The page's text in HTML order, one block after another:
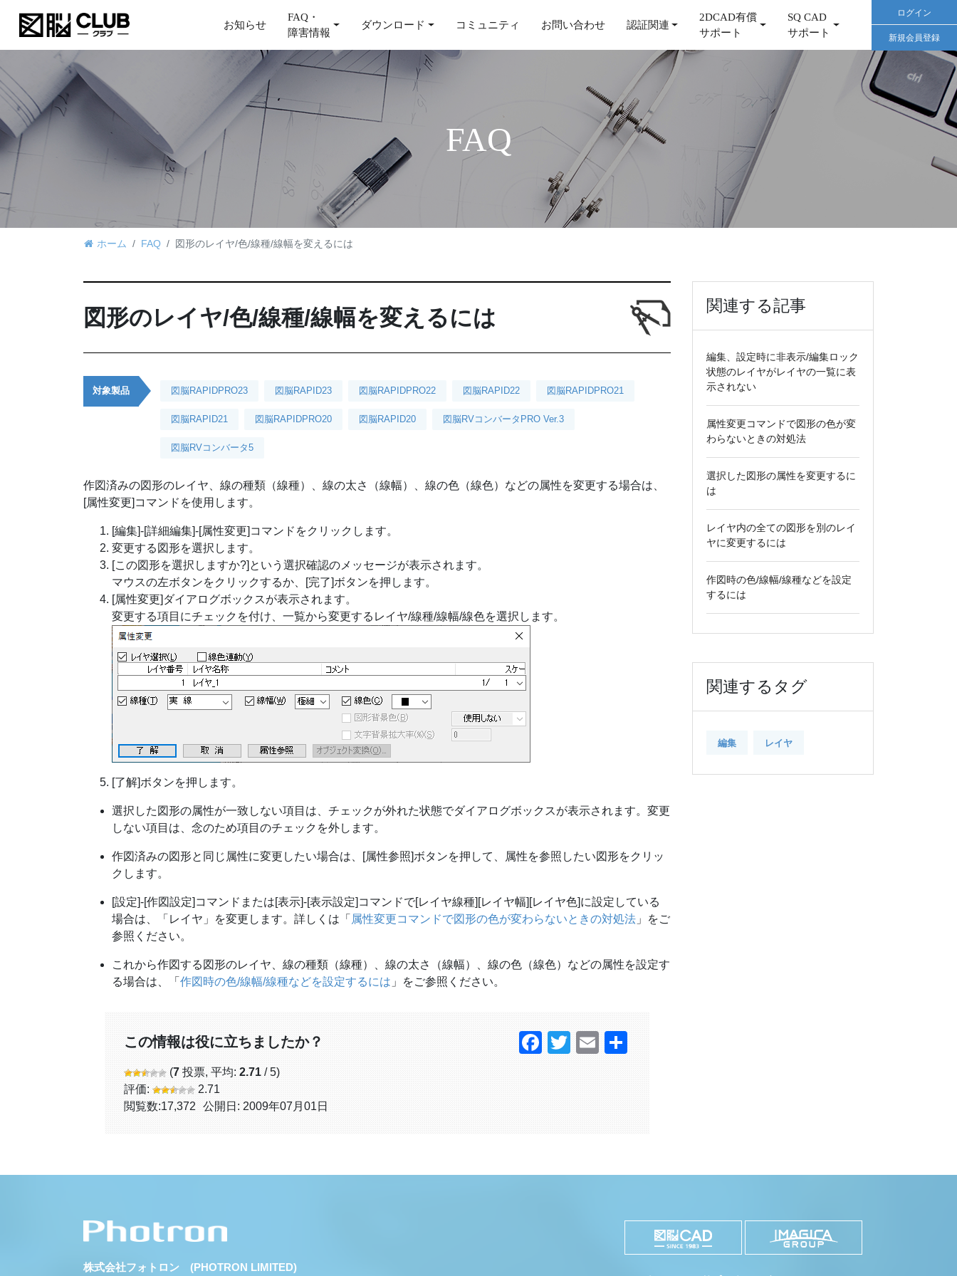
お知らせ
FAQ・
障害情報
ダウンロード コミュニティ お問い合わせ 認証関連
2DCAD有償
サポート
SQ CAD
サポート
ログイン
新規会員登録
FAQ
ホーム FAQ 図形のレイヤ/色/線種/線幅を変えるには
図形のレイヤ/色/線種/線幅を変えるには
対象製品 図脳RAPIDPRO23 図脳RAPID23 図脳RAPIDPRO22 図脳RAPID22 図脳RAPIDPRO21
図脳RAPID21 図脳RAPIDPRO20 図脳RAPID20 図脳RVコンバータPRO Ver.3
図脳RVコンバータ5
作図済みの図形のレイヤ、線の種類（線種）、線の太さ（線幅）、線の色（線色）などの属性を変更する場合は、
[属性変更]コマンドを使用します。
[編集]-[詳細編集]-[属性変更]コマンドをクリックします。
変更する図形を選択します。
[この図形を選択しますか?]という選択確認のメッセージが表示されます。
マウスの左ボタンをクリックするか、[完了]ボタンを押します。
[属性変更]ダイアログボックスが表示されます。
変更する項目にチェックを付け、一覧から変更するレイヤ/線種/線幅/線色を選択します。
[了解]ボタンを押します。
選択した図形の属性が一致しない項目は、チェックが外れた状態でダイアログボックスが表示されます。変更
しない項目は、念のため項目のチェックを外します。
作図済みの図形と同じ属性に変更したい場合は、[属性参照]ボタンを押して、属性を参照したい図形をクリッ
クします。
[設定]-[作図設定]コマンドまたは[表示]-[表示設定]コマンドで[レイヤ線種][レイヤ幅][レイヤ色]に設定している
場合は、「レイヤ」を変更します。詳しくは「 属性変更コマンドで図形の色が変わらないときの対処法 」をご
参照ください。
これから作図する図形のレイヤ、線の種類（線種）、線の太さ（線幅）、線の色（線色）などの属性を設定す
る場合は、「 作図時の色/線幅/線種などを設定するには 」をご参照ください。
この情報は役に立ちましたか？
(7 投票, 平均: 2.71 / 5)
評価:
2.71
閲覧数:17,372 公開日: 2009年07月01日
Facebook
TwitterEmail
関連する記事
編集、設定時に非表示/編集ロック
状態のレイヤがレイヤの一覧に表
示されない
属性変更コマンドで図形の色が変
わらないときの対処法
選択した図形の属性を変更するに
は
レイヤ内の全ての図形を別のレイ
ヤに変更するには
作図時の色/線幅/線種などを設定
するには
関連するタグ
編集 レイヤ
株式会社フォトロン (PHOTRON LIMITED)